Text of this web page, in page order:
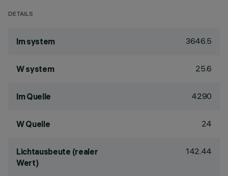
DETAILS
lm system 3646.5
W system 25.6
lm Quelle 4290
W Quelle 24
Lichtausbeute (realer
Wert)
142.44